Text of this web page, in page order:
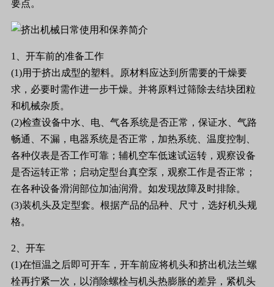
要点。
1、开车前的准备工作
(1)用于挤出成型的塑料。原材料应达到所需要的干燥要
求，必要时需作进一步干燥。并将原料过筛除去结块团粒
和机械杂质。
(2)检查设备中水、电、气各系统是否正常，保证水、气路
畅通、不漏，电器系统是否正常，加热系统、温度控制、
各种仪表是否工作可靠；辅机空车低速试运转，观察设备
是否运转正常；启动定型台真空泵，观察工作是否正常；
在各种设备滑润部位加油润滑。如发现故障及时排除。
(3)装机头及定型套。根据产品的品种、尺寸，选好机头规
格。
2、开车
(1)在恒温之后即可开车，开车前应将机头和挤出机法兰螺
栓再拧紧一次，以消除螺栓与机头热膨胀的差异，紧机头